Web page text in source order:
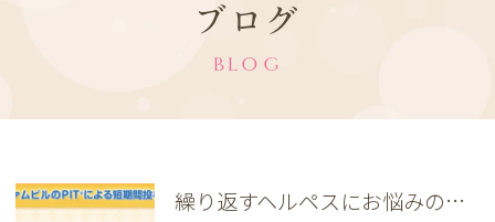
ブログ
BLOG
繰り返すヘルペスにお悩みの方へ